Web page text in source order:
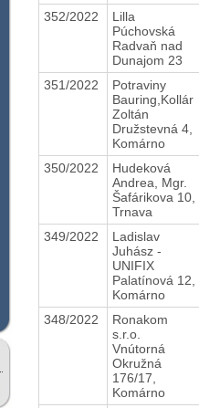
352/2022
Lilla
Púchovská
Radvaň nad
Dunajom 23
351/2022
Potraviny
Bauring,Kollár
Zoltán
Družstevná 4,
Komárno
350/2022
Hudeková
Andrea, Mgr.
Šafárikova 10,
Trnava
349/2022
Ladislav
Juhász -
UNIFIX
Palatínová 12,
Komárno
348/2022
Ronakom
s.r.o.
Vnútorná
Okružná
176/17,
Komárno